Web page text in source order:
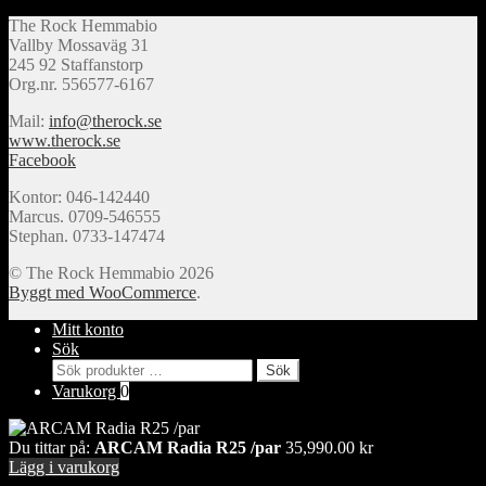
The Rock Hemmabio
Vallby Mossaväg 31
245 92 Staffanstorp
Org.nr. 556577-6167
Mail: info@therock.se
www.therock.se
Facebook
Kontor: 046-142440
Marcus. 0709-546555
Stephan. 0733-147474
© The Rock Hemmabio 2026
Byggt med WooCommerce.
Mitt konto
Sök
Sök
efter:
Sök
Varukorg 0
Du tittar på: ARCAM Radia R25 /par 35,990.00 kr
Lägg i varukorg